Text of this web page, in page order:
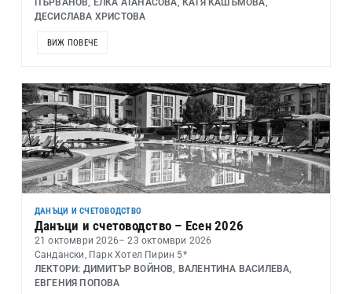
ДЕСИСЛАВА ХРИСТОВА
ВИЖ ПОВЕЧЕ
ДАНЪЦИ И СЧЕТОВОДСТВО
Данъци и счетоводство – Есен 2026
21 октомври 2026– 23 октомври 2026
Сандански, Парк Хотел Пирин 5*
ЛЕКТОРИ: ДИМИТЪР ВОЙНОВ, ВАЛЕНТИНА ВАСИЛЕВА,
ЕВГЕНИЯ ПОПОВА